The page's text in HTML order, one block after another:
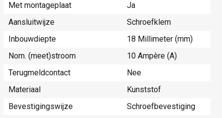
Met montageplaat
Ja
Aansluitwijze
Schroefklem
Inbouwdiepte
18 Millimeter (mm)
Nom. (meet)stroom
10 Ampère (A)
Terugmeldcontact
Nee
Materiaal
Kunststof
Bevestigingswijze
Schroefbevestiging